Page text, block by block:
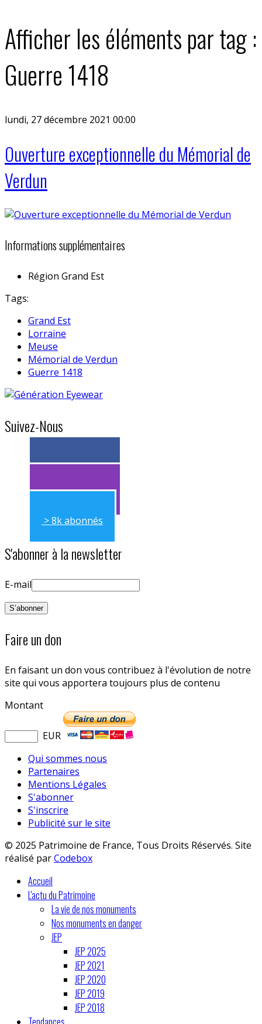
Afficher les éléments par tag :
Guerre 1418
lundi, 27 décembre 2021 00:00
Ouverture exceptionnelle du Mémorial de
Verdun
Informations supplémentaires
Région Grand Est
Tags:
Grand Est
Lorraine
Meuse
Mémorial de Verdun
Guerre 1418
Suivez-Nous
> 11k abonnés
> 11k abonnés
> 8k abonnés
S'abonner à la newsletter
E-mail
Faire un don
En faisant un don vous contribuez à l'évolution de notre
site qui vous apportera toujours plus de contenu
Montant
EUR
Qui sommes nous
Partenaires
Mentions Légales
S'abonner
S'inscrire
Publicité sur le site
© 2025 Patrimoine de France, Tous Droits Réservés. Site
réalisé parCodebox
Accueil
L'actu du Patrimoine
La vie de nos monuments
Nos monuments en danger
JEP
JEP 2025
JEP 2021
JEP 2020
JEP 2019
JEP 2018